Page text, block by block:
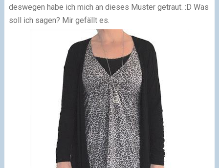
deswegen habe ich mich an dieses Muster getraut. :D Was
soll ich sagen? Mir gefällt es.